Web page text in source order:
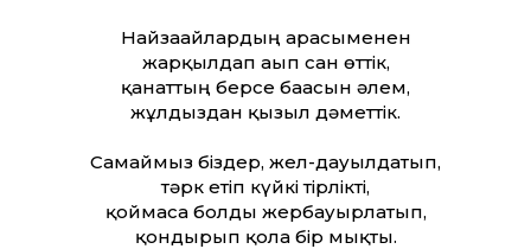
Найзағайлардың арасыменен
жарқылдап ағып сан өттік,
қанаттың берсе бағасын әлем,
жұлдыздан қызыл дәметтік.
Самғаймыз біздер, жел-дауылдатып,
тәрк етіп күйкі тірлікті,
қоймаса болды жербауырлатып,
қондырып қолға бір мықты.